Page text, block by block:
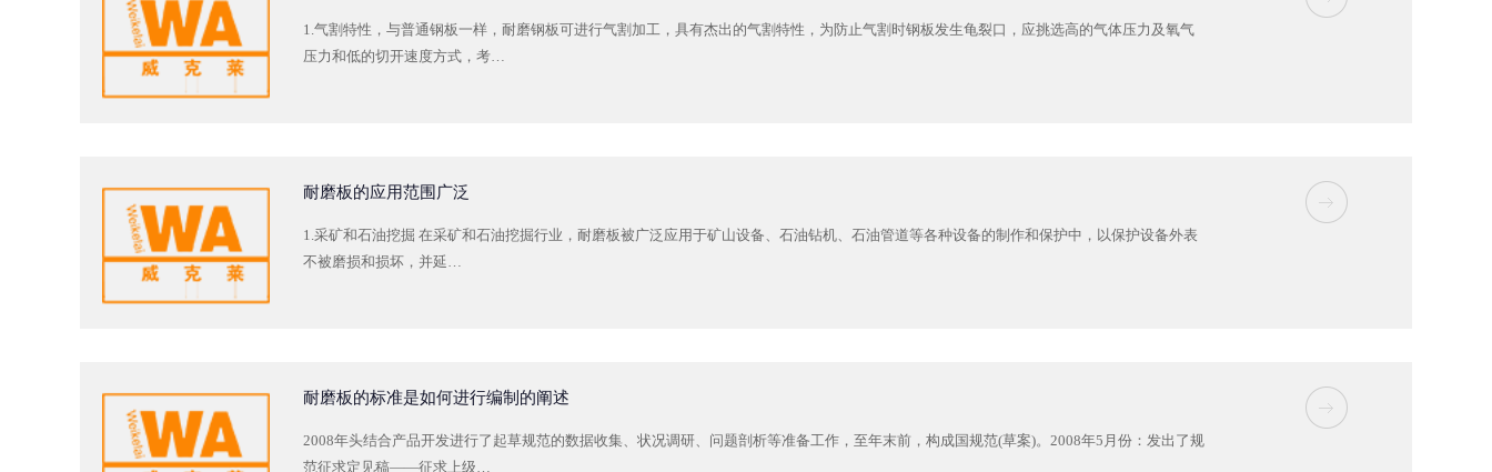
1.气割特性，与普通钢板一样，耐磨钢板可进行气割加工，具有杰出的气割特性，为防止气割时钢板发生龟裂口，应挑选高的气体压力及氧气
压力和低的切开速度方式，考…
耐磨板的应用范围广泛
1.采矿和石油挖掘 在采矿和石油挖掘行业，耐磨板被广泛应用于矿山设备、石油钻机、石油管道等各种设备的制作和保护中，以保护设备外表
不被磨损和损坏，并延…
耐磨板的标准是如何进行编制的阐述
2008年头结合产品开发进行了起草规范的数据收集、状况调研、问题剖析等准备工作，至年末前，构成国规范(草案)。2008年5月份：发出了规
范征求定见稿——征求上级…